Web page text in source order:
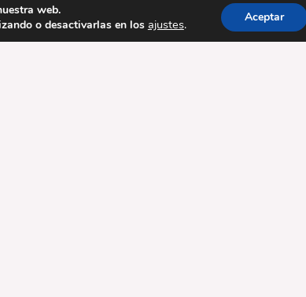
web.
o desactivarlas en los ajustes. Aceptar